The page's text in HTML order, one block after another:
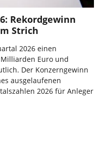
Rekordgewinn
Strich
2026 einen
Euro und
Der Konzerngewinn
ausgelaufenen
2026 für Anleger